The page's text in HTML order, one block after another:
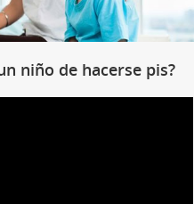
niño de hacerse pis?